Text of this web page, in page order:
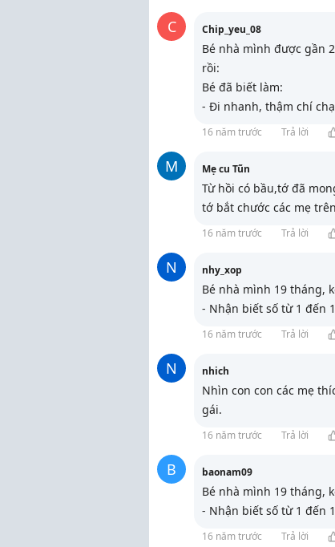
C Chip_yeu_08
Bé nhà mình được gần
rồi:
Bé đã biết làm:
- Đi nhanh, thậm chí
16 năm trước Trả lời
M Mẹ cu Tũn
Từ hồi có bầu,tớ đã
tớ bắt chước các mẹ
16 năm trước Trả lời
N nhy_xop
Bé nhà mình 19 tháng,
- Nhận biết số từ 1 đến
16 năm trước Trả lời
N nhich
Nhìn con con các mẹ
gái.
16 năm trước Trả lời
B baonam09
Bé nhà mình 19 tháng,
- Nhận biết số từ 1 đến
16 năm trước Trả lời